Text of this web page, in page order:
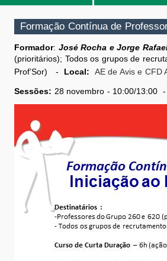
Está aqui
Formação Contínua de
Formador: José Rocha e Jorge
(prioritários); Todos os grupos de
Prof’Sor) - Local: AE de Avis e CFD
Sessões: 28 novembro - 10:00/13:00